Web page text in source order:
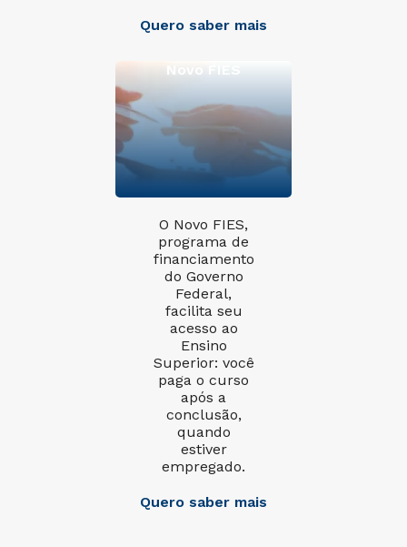
Quero saber mais
Novo FIES
O Novo FIES,
programa de
financiamento
do Governo
Federal,
facilita seu
acesso ao
Ensino
Superior: você
paga o curso
após a
conclusão,
quando
estiver
empregado.
Quero saber mais